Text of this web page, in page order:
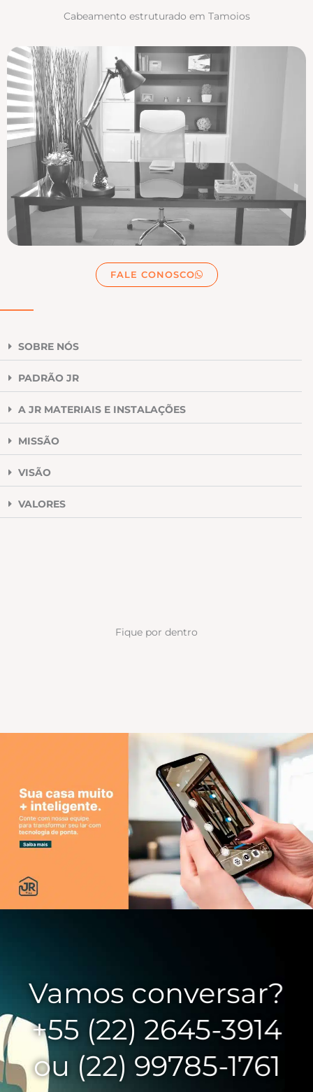
Cabeamento estruturado em Tamoios
FALE CONOSCO
SOBRE NÓS
PADRÃO JR
A JR MATERIAIS E INSTALAÇÕES
MISSÃO
VISÃO
VALORES
Fique por dentro
Vamos conversar?
+55 (22) 2645-3914
ou (22) 99785-1761